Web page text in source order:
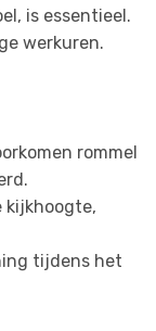
is essentieel.
werkuren.
rommel
kijkhoogte,
tijdens het